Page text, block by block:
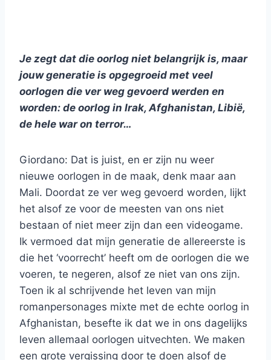
Je zegt dat die oorlog niet belangrijk is, maar
jouw generatie is opgegroeid met veel
oorlogen die ver weg gevoerd werden en
worden: de oorlog in Irak, Afghanistan, Libië,
de hele war on terror…
Giordano: Dat is juist, en er zijn nu weer
nieuwe oorlogen in de maak, denk maar aan
Mali. Doordat ze ver weg gevoerd worden, lijkt
het alsof ze voor de meesten van ons niet
bestaan of niet meer zijn dan een videogame.
Ik vermoed dat mijn generatie de allereerste is
die het ‘voorrecht’ heeft om de oorlogen die we
voeren, te negeren, alsof ze niet van ons zijn.
Toen ik al schrijvende het leven van mijn
romanpersonages mixte met de echte oorlog in
Afghanistan, besefte ik dat we in ons dagelijks
leven allemaal oorlogen uitvechten. We maken
een grote vergissing door te doen alsof de